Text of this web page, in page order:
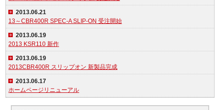
2013.06.21
13～CBR400R SPEC-A SLIP-ON 受注開始
2013.06.19
2013 KSR110 新作
2013.06.19
2013CBR400R スリップオン 新製品完成
2013.06.17
ホームページリニューアル